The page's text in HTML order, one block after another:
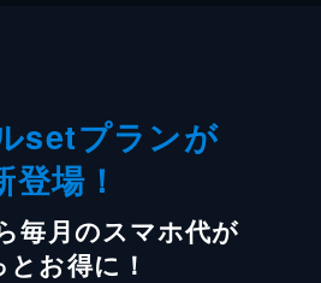
setプランが
登場！
毎月のスマホ代が
とお得に！